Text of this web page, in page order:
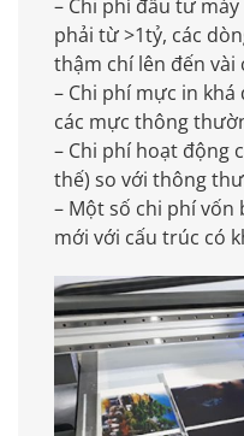
– Chi phí đầu tư
phải từ >1tỷ, các
thậm chí lên đến vài
– Chi phí mực in
các mực thông
– Chi phí hoạt động
thế) so với thông
– Một số chi phí vốn
mới với cấu trúc có